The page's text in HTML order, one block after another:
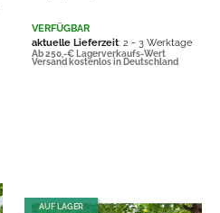
VERFÜGBAR
aktuelle Lieferzeit: 2 - 3 Werktage
Ab 250,-€ Lagerverkaufs-Wert
Versand kostenlos in Deutschland
AUF LAGER